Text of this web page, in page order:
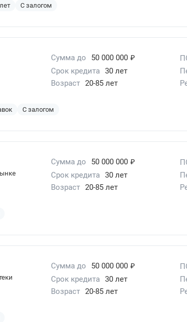
С залогом
Сумма до 50 000 000 ₽
Срок кредита 30 лет
Возраст 20-85 лет
С залогом
Сумма до 50 000 000 ₽
Срок кредита 30 лет
Возраст 20-85 лет
Сумма до 50 000 000 ₽
Срок кредита 30 лет
Возраст 20-85 лет